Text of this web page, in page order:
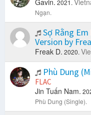
Gavin. 2021.
Ngạn.
Sợ Rằng
Version by
Freak D. 2020.
Phù Dung
FLAC
Jin Tuấn Nam.
Phù Dung (Single).